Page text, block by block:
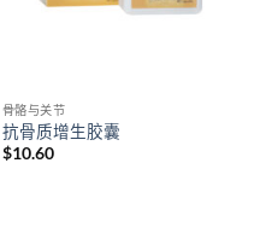
骨骼与关节
抗骨质增生胶囊
$10.60